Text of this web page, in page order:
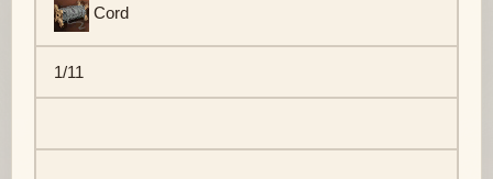
Cord
1/11